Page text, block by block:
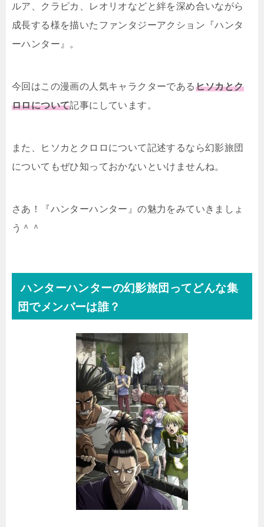
ルア、クラピカ、レオリオなどと絆を深め合いながら
成長する様を描いたファンタジーアクション『ハンタ
ーハンター』。
今回はこの漫画の人気キャラクターであるヒソカとク
ロロについて記事にしています。
また、ヒソカとクロロについて記述するなら幻影旅団
についてもぜひ知っておかないといけませんね。
さあ！『ハンターハンター』の魅力をみていきましょ
う＾＾
ハンターハンターの幻影旅団ってどんな集
団でメンバーは誰？